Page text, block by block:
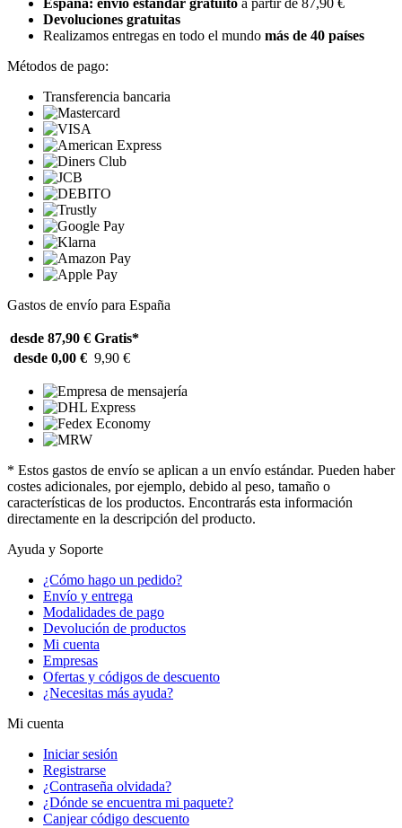
España: envío estándar gratuito a partir de 87,90 €
Devoluciones gratuitas
Realizamos entregas en todo el mundo más de 40 países
Métodos de pago:
Transferencia bancaria
Gastos de envío para España
desde 87,90 € Gratis*
desde 0,00 € 9,90 €
* Estos gastos de envío se aplican a un envío estándar. Pueden haber
costes adicionales, por ejemplo, debido al peso, tamaño o
características de los productos. Encontrarás esta información
directamente en la descripción del producto.
Ayuda y Soporte
¿Cómo hago un pedido?
Envío y entrega
Modalidades de pago
Devolución de productos
Mi cuenta
Empresas
Ofertas y códigos de descuento
¿Necesitas más ayuda?
Mi cuenta
Iniciar sesión
Registrarse
¿Contraseña olvidada?
¿Dónde se encuentra mi paquete?
Canjear código descuento